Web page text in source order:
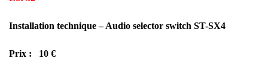
Installation technique – Audio selector switch ST-SX4
Prix : 10 €